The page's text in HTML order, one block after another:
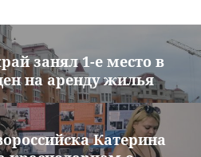
занял 1-е место в
на аренду жилья
Катерина